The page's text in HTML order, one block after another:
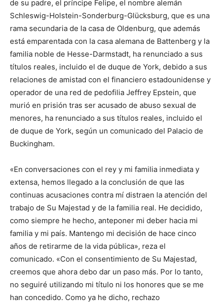
de su padre, el príncipe Felipe, el nombre alemán
Schleswig-Holstein-Sonderburg-Glücksburg, que es una
rama secundaria de la casa de Oldenburg, que además
está emparentada con la casa alemana de Battenberg y la
familia noble de Hesse-Darmstadt, ha renunciado a sus
títulos reales, incluido el de duque de York, debido a sus
relaciones de amistad con el financiero estadounidense y
operador de una red de pedofilia Jeffrey Epstein, que
murió en prisión tras ser acusado de abuso sexual de
menores, ha renunciado a sus títulos reales, incluido el
de duque de York, según un comunicado del Palacio de
Buckingham.
«En conversaciones con el rey y mi familia inmediata y
extensa, hemos llegado a la conclusión de que las
continuas acusaciones contra mí distraen la atención del
trabajo de Su Majestad y de la familia real. He decidido,
como siempre he hecho, anteponer mi deber hacia mi
familia y mi país. Mantengo mi decisión de hace cinco
años de retirarme de la vida pública», reza el
comunicado. «Con el consentimiento de Su Majestad,
creemos que ahora debo dar un paso más. Por lo tanto,
no seguiré utilizando mi título ni los honores que se me
han concedido. Como ya he dicho, rechazo